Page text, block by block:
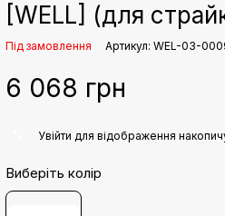
[WELL] (для
Під замовлення Артикул: WEL-03-
6 068 грн
Увійти для відображення
Виберіть колір